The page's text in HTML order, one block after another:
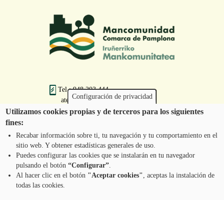
Tel.: 948 203 444
atencion@mancoeduca.com
de la Mancomunidad de la Comarca de
Pamplona
Pie
CONTÁCTANOS
Configuración de privacidad
Utilizamos cookies propias y de terceros para los siguientes
fines:
Recabar información sobre ti, tu navegación y tu comportamiento en el
sitio web. Y obtener estadísticas generales de uso.
Puedes configurar las cookies que se instalarán en tu navegador
pulsando el botón“Configurar”.
Al hacer clic en el botón "Aceptar cookies", aceptas la instalación de
todas las cookies.